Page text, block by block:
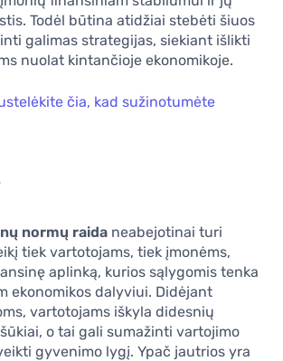
Todėl būtina atidžiai stebėti šiuos
galimas strategijas, siekiant išlikti
nuolat kintančioje ekonomikoje.
čia, kad sužinotumėte
normų raida neabejotinai turi
tiek vartotojams, tiek įmonėms,
aplinką, kurios sąlygomis tenka
ekonomikos dalyviui. Didėjant
vartotojams iškyla didesnių
o tai gali sumažinti vartojimo
gyvenimo lygį. Ypač jautrios yra